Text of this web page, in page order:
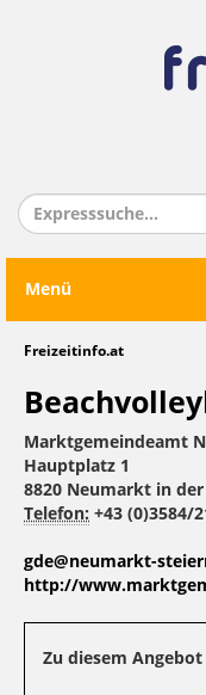
Menü
Freizeitinfo.at
Marktgemeindeamt
Hauptplatz 1
8820 Neumarkt in
Telefon: +43 (0)3584/
gde@neumarkt-
http://
Zu diesem